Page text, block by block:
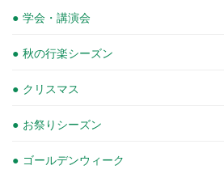
学会・講演会
秋の行楽シーズン
クリスマス
お祭りシーズン
ゴールデンウィーク